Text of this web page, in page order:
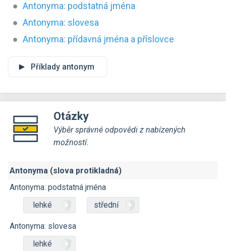
Antonyma: podstatná jména
Antonyma: slovesa
Antonyma: přídavná jména a příslovce
Příklady antonym
Otázky
Výběr správné odpovědi z nabízených
možností.
Antonyma (slova protikladná)
Antonyma: podstatná jména
lehké
střední
Antonyma: slovesa
lehké